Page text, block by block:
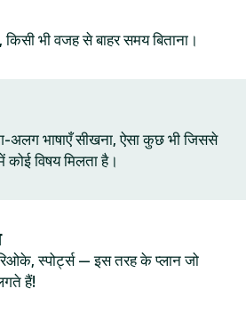
किसी भी वजह से बाहर समय बिताना।
अलग भाषाएँ सीखना, ऐसा कुछ भी जिससे
विषय मिलता है।
स्पोर्ट्स — इस तरह के प्लान जो
हैं!